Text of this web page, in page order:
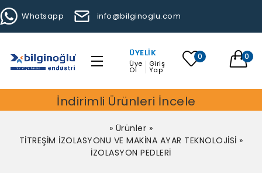
Whatsapp info@bilginoglu.com
ÜYELIK
Üye
Ol
Giriş
Yap
0 0
İndirimli Ürünleri İncele
» Ürünler »
TİTREŞİM İZOLASYONU VE MAKİNA AYAR TEKNOLOJİSİ »
İZOLASYON PEDLERİ